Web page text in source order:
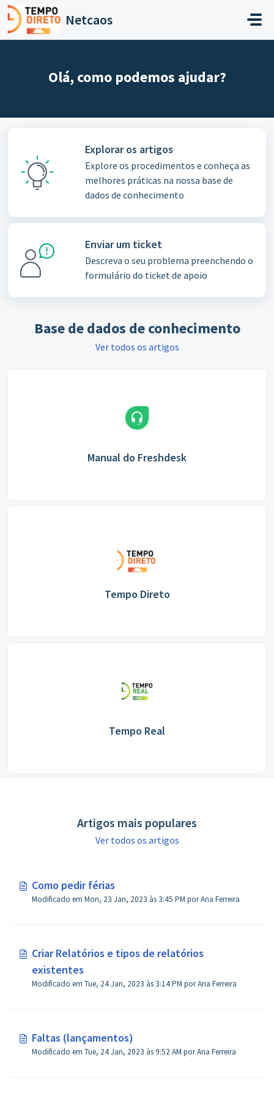
Avançar para o conteúdo principal
Netcaos
Olá, como podemos ajudar?
Explorar os artigos
Explore os procedimentos e conheça as
melhores práticas na nossa base de
dados de conhecimento
Enviar um ticket
Descreva o seu problema preenchendo o
formulário do ticket de apoio
Base de dados de conhecimento
Ver todos os artigos
Manual do Freshdesk
Tempo Direto
Tempo Real
Artigos mais populares
Ver todos os artigos
Como pedir férias
Modificado em Mon, 23 Jan, 2023 às 3:45 PM por Ana Ferreira
Criar Relatórios e tipos de relatórios
existentes
Modificado em Tue, 24 Jan, 2023 às 3:14 PM por Ana Ferreira
Faltas (lançamentos)
Modificado em Tue, 24 Jan, 2023 às 9:52 AM por Ana Ferreira